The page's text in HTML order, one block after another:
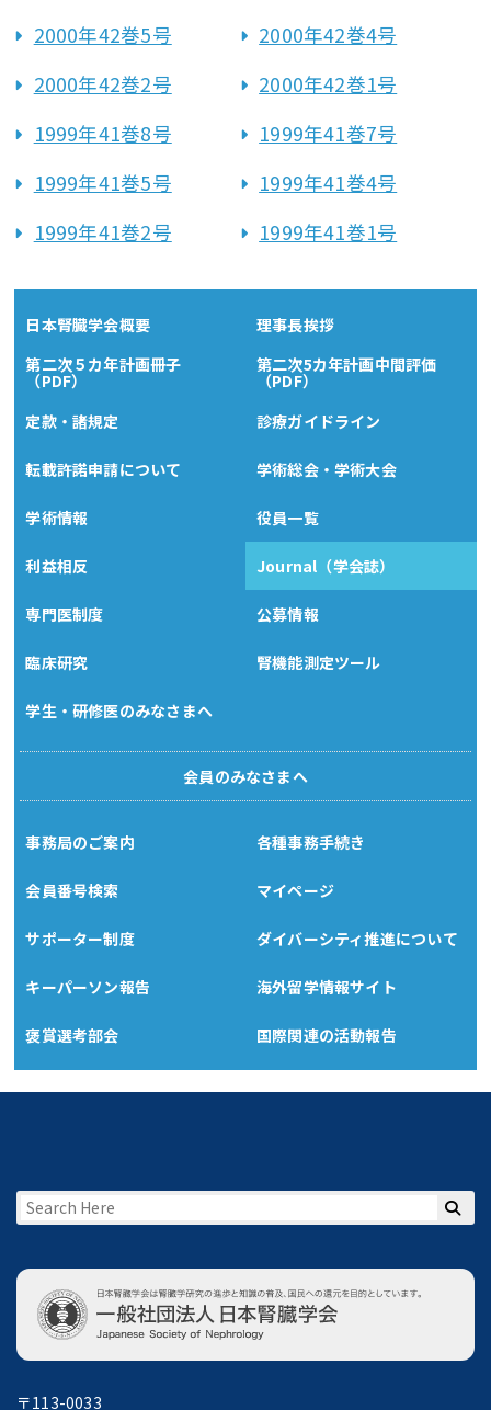
日本腎臓学会概要
理事長挨拶
第二次５カ年計画冊子
（PDF）
第二次5カ年計画中間評価
（PDF）
定款・諸規定
診療ガイドライン
転載許諾申請について 学術総会・学術大会
学術情報 役員一覧
利益相反 Journal（学会誌）
専門医制度 公募情報
臨床研究 腎機能測定ツール
学生・研修医のみなさまへ
会員のみなさまへ
事務局のご案内 各種事務手続き
会員番号検索 マイページ
サポーター制度 ダイバーシティ推進について
キーパーソン報告 海外留学情報サイト
褒賞選考部会 国際関連の活動報告
2000年42巻5号
2000年42巻4号
2000年42巻2号
2000年42巻1号
1999年41巻8号
1999年41巻7号
1999年41巻5号
1999年41巻4号
1999年41巻2号
1999年41巻1号
〒113-0033